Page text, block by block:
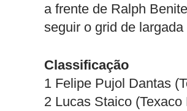
a frente de Ralph
seguir o grid de
Classificação
1 Felipe Pujol Dantas
2 Lucas Staico